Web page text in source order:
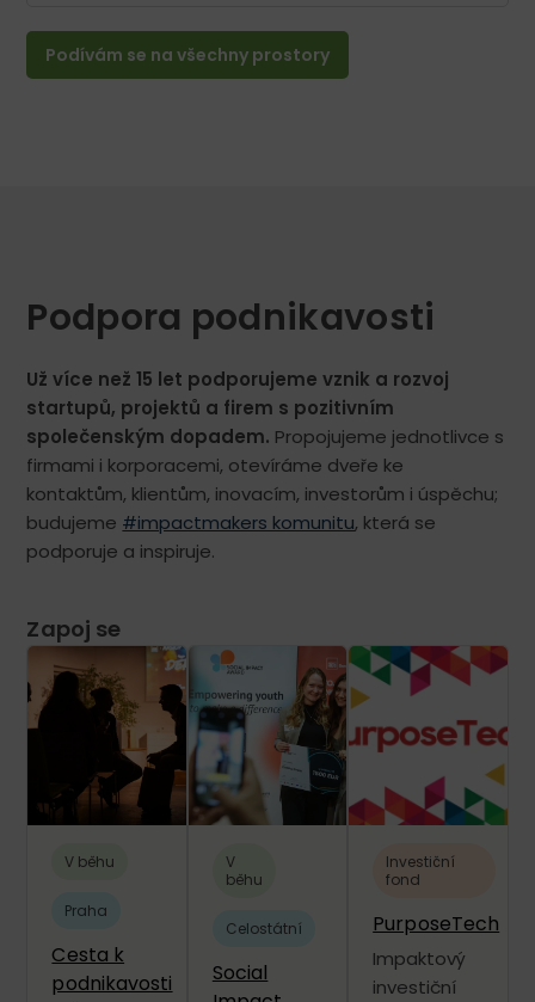
Podívám se na všechny prostory
Podpora podnikavosti
Už více než 15 let podporujeme vznik a rozvoj
startupů, projektů a firem s pozitivním
společenským dopadem. Propojujeme jednotlivce s
firmami i korporacemi, otevíráme dveře ke
kontaktům, klientům, inovacím, investorům i úspěchu;
budujeme #impactmakers komunitu, která se
podporuje a inspiruje.
Zapoj se
V běhu
Praha
Cesta k
podnikavosti
V
běhu
Celostátní
Social
Investiční
fond
PurposeTech
Impaktový
investiční